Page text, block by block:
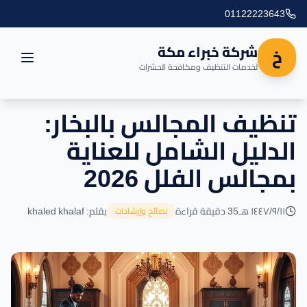
01122223643
خ شركة خبراء مكة
لخدمات التنظيف ومكافحة الحشرات
الرئيسية
العروض
المدونة
مناطق التغطية
اتصل بنا
خدماتنا
تنظيف المجالس بالبخار:
الدليل الشامل للعناية
بمجالس الفلل 2026
١١‏/٩‏/١٤٤٧ هـ 35 دقيقة قراءة نصائح وإرشادات بقلم: khaled khalaf